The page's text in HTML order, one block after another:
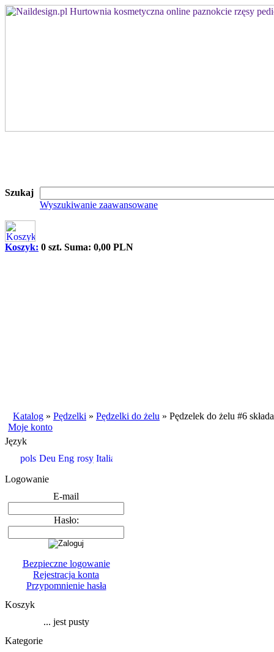
Szukaj
Wyszukiwanie zaawansowane
Koszyk: 0 szt. Suma: 0,00 PLN
Katalog » Pędzelki » Pędzelki do żelu » Pędzelek do żelu #6
Moje konto
Język
Logowanie
E-mail
Hasło:
Bezpieczne logowanie
Rejestracja konta
Przypomnienie hasła
Koszyk
... jest pusty
Kategorie